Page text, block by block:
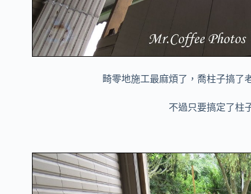
畸零地施工最麻煩了，喬柱子搞了
不過只要搞定了柱